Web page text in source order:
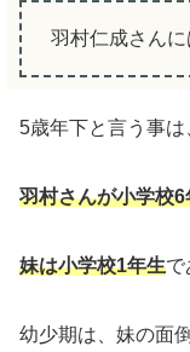
羽村仁成さんに
5歳年下と言う事は
羽村さんが小学校6
妹は小学校1年生で
幼少期は、妹の面